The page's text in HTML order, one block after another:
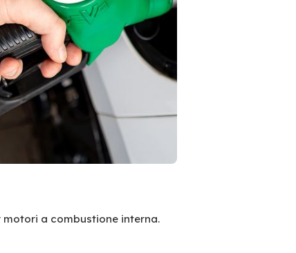
motori a combustione interna.